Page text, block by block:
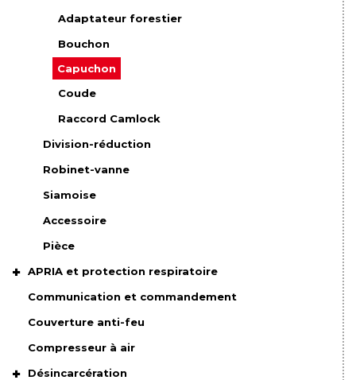
Adaptateur forestier
Bouchon
Capuchon
Coude
Raccord Camlock
Division-réduction
Robinet-vanne
Siamoise
Accessoire
Pièce
APRIA et protection respiratoire
Communication et commandement
Couverture anti-feu
Compresseur à air
Désincarcération